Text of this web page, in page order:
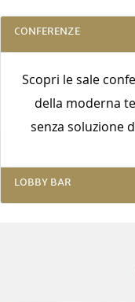
3 RAGIONI
CONFERENZE
Scopri le sale
della moderna
senza soluzione
LOBBY BAR